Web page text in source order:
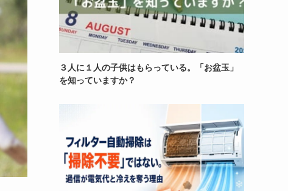
３人に１人の子供はもらっている。「お盆玉」
を知っていますか？